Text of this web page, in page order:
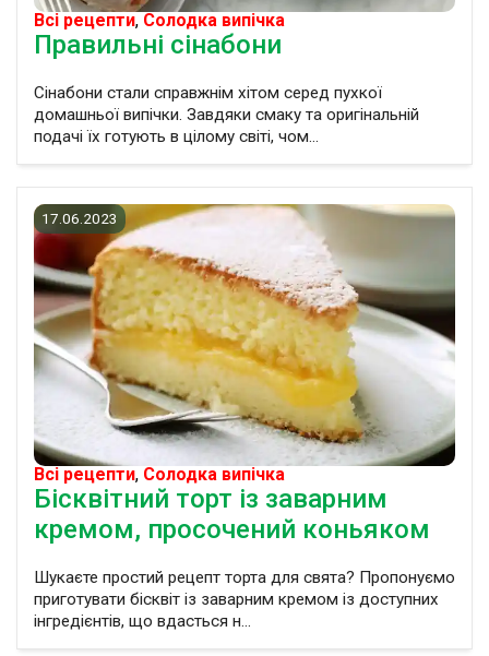
Всі рецепти, Солодка випічка
Правильні сінабони
Сінабони стали справжнім хітом серед пухкої
домашньої випічки. Завдяки смаку та оригінальній
подачі їх готують в цілому світі, чом...
17.06.2023
Всі рецепти, Солодка випічка
Бісквітний торт із заварним
кремом, просочений коньяком
Шукаєте простий рецепт торта для свята? Пропонуємо
приготувати бісквіт із заварним кремом із доступних
інгредієнтів, що вдасться н...